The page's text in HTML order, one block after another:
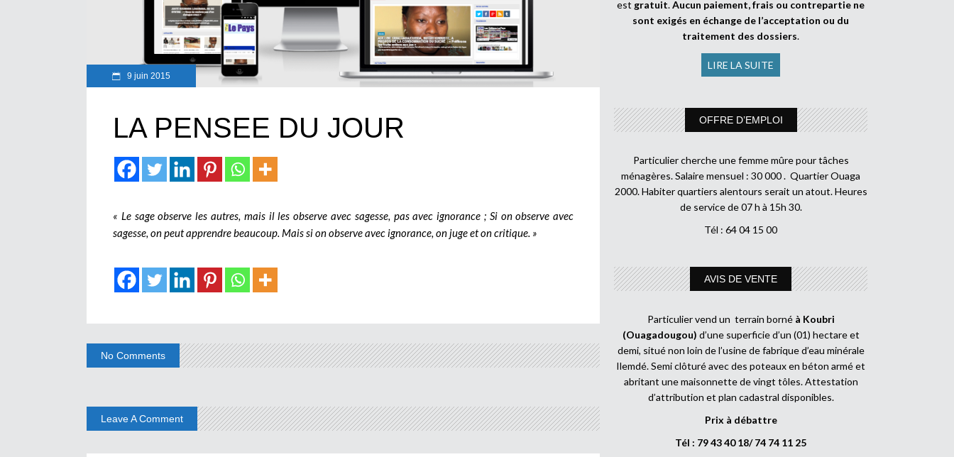
9 juin 2015
LA PENSEE DU JOUR
« Le sage observe les autres, mais il les observe avec sagesse, pas avec ignorance ; Si on observe avec
sagesse, on peut apprendre beaucoup. Mais si on observe avec ignorance, on juge et on critique. »
No Comments
Leave A Comment
est gratuit.Aucun paiement, frais ou contrepartie ne
sont exigés en échange de l’acceptation ou du
traitement des dossiers.
LIRE LA SUITE
OFFRE D’EMPLOI
Particulier cherche une femme mûre pour tâches
ménagères. Salaire mensuel : 30 000 . Quartier Ouaga
2000. Habiter quartiers alentours serait un atout. Heures
de service de 07 h à 15h 30.
Tél : 64 04 15 00
AVIS DE VENTE
Particulier vend un terrain borné à Koubri
(Ouagadougou) d’une superficie d’un (01) hectare et
demi, situé non loin de l’usine de fabrique d’eau minérale
Ilemdé. Semi clôturé avec des poteaux en béton armé et
abritant une maisonnette de vingt tôles. Attestation
d’attribution et plan cadastral disponibles.
Prix à débattre
Tél : 79 43 40 18/ 74 74 11 25